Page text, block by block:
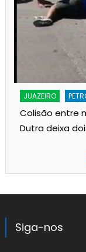
JUAZEIRO
Colisão entre
Dutra deixa
Siga-nos